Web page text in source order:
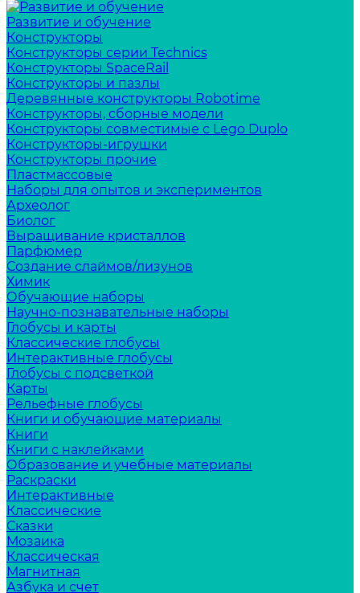
Развитие и обучение
Конструкторы
Конструкторы серии Technics
Конструкторы SpaceRail
Конструкторы и пазлы
Деревянные конструкторы Robotime
Конструкторы, сборные модели
Конструкторы совместимые с Lego Duplo
Конструкторы-игрушки
Конструкторы прочие
Пластмассовые
Наборы для опытов и экспериментов
Археолог
Биолог
Выращивание кристаллов
Парфюмер
Создание слаймов/лизунов
Химик
Обучающие наборы
Научно-познавательные наборы
Глобусы и карты
Классические глобусы
Интерактивные глобусы
Глобусы с подсветкой
Карты
Рельефные глобусы
Книги и обучающие материалы
Книги
Книги с наклейками
Образование и учебные материалы
Раскраски
Интерактивные
Классические
Сказки
Мозаика
Классическая
Магнитная
Азбука и счет